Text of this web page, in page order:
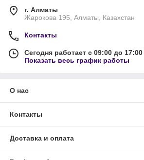
г. Алматы
Жарокова 195, Алматы, Казахстан
Контакты
Сегодня работает с 09:00 до 17:00
Показать весь график работы
О нас
Контакты
Доставка и оплата